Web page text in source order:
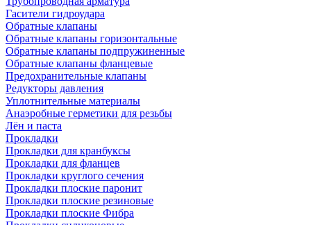
Гасители гидроудара
Обратные клапаны
Обратные клапаны горизонтальные
Обратные клапаны подпружиненные
Обратные клапаны фланцевые
Предохранительные клапаны
Редукторы давления
Уплотнительные материалы
Анаэробные герметики для резьбы
Лён и паста
Прокладки
Прокладки для кранбуксы
Прокладки для фланцев
Прокладки круглого сечения
Прокладки плоские паронит
Прокладки плоские резиновые
Прокладки плоские Фибра